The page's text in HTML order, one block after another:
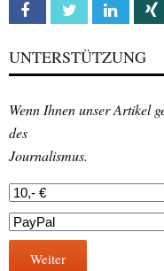
Facebook Twitter Linkedin
UNTERSTÜTZUNG
Wenn Ihnen unser Artikel
des
Journalismus.
Weiter